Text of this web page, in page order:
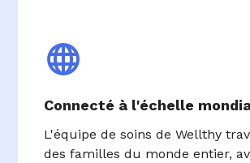
Connecté à l'échelle
L'équipe de soins de Wellthy
des familles du monde entier,